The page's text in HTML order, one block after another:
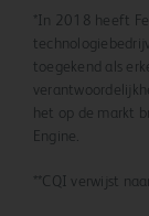
*In 2018 heeft
toegekend als
het op de markt
Engine.
**CQI verwijst